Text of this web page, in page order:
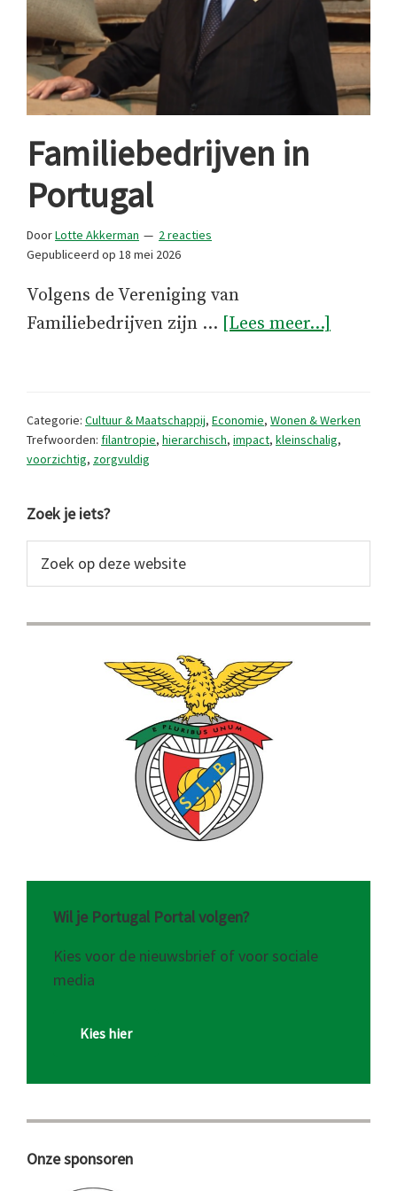
Familiebedrijven in
Portugal
DoorLotte Akkerman
2 reacties
Gepubliceerd op 18 mei 2026
Volgens de Vereniging van
Familiebedrijven zijn … [Lees meer...]
Categorie: Cultuur & Maatschappij, Economie, Wonen & Werken
Trefwoorden: filantropie, hierarchisch, impact, kleinschalig,
voorzichtig, zorgvuldig
Primaire
Sidebar
Zoek je iets?
op
website
Wil je Portugal Portal volgen?
Kies voor de nieuwsbrief of voor sociale
media
Kies hier
Onze sponsoren